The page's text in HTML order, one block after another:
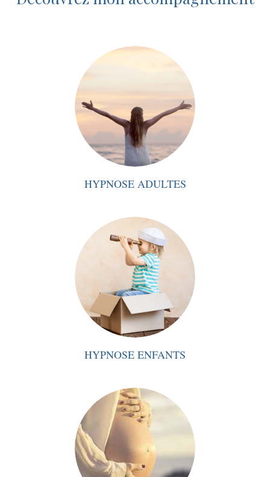
HYPNOSE ADULTES
HYPNOSE ENFANTS